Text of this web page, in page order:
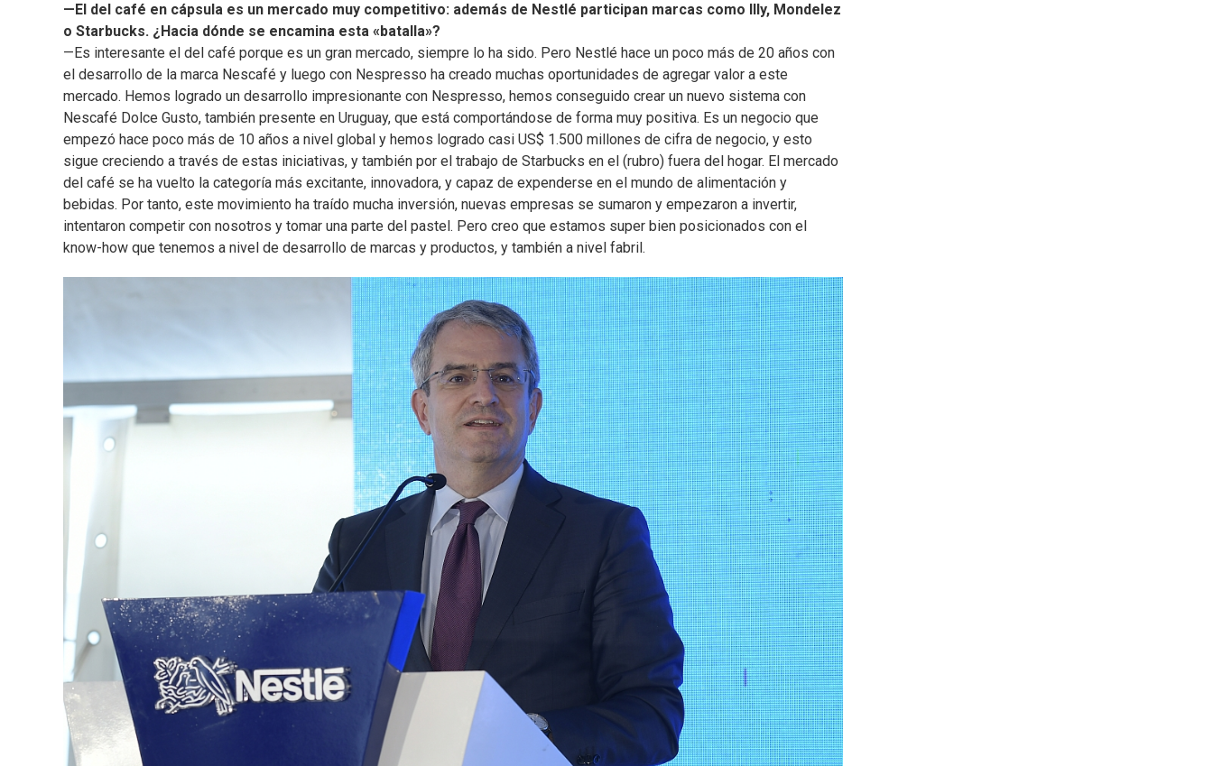
—El del café en cápsula es un mercado muy competitivo: además de Nestlé participan marcas como Illy, Mondelez
o Starbucks. ¿Hacia dónde se encamina esta «batalla»?
—Es interesante el del café porque es un gran mercado, siempre lo ha sido. Pero Nestlé hace un poco más de 20 años con
el desarrollo de la marca Nescafé y luego con Nespresso ha creado muchas oportunidades de agregar valor a este
mercado. Hemos logrado un desarrollo impresionante con Nespresso, hemos conseguido crear un nuevo sistema con
Nescafé Dolce Gusto, también presente en Uruguay, que está comportándose de forma muy positiva. Es un negocio que
empezó hace poco más de 10 años a nivel global y hemos logrado casi US$ 1.500 millones de cifra de negocio, y esto
sigue creciendo a través de estas iniciativas, y también por el trabajo de Starbucks en el (rubro) fuera del hogar. El mercado
del café se ha vuelto la categoría más excitante, innovadora, y capaz de expenderse en el mundo de alimentación y
bebidas. Por tanto, este movimiento ha traído mucha inversión, nuevas empresas se sumaron y empezaron a invertir,
intentaron competir con nosotros y tomar una parte del pastel. Pero creo que estamos super bien posicionados con el
know-how que tenemos a nivel de desarrollo de marcas y productos, y también a nivel fabril.